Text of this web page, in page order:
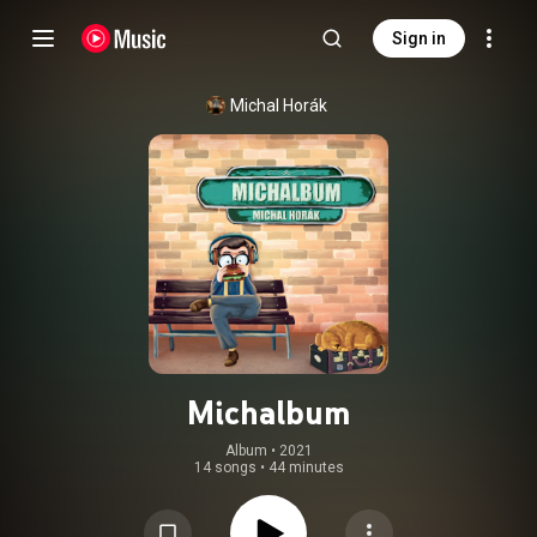
Sign in
Michal Horák
Michalbum
Album • 2021
14 songs • 44 minutes